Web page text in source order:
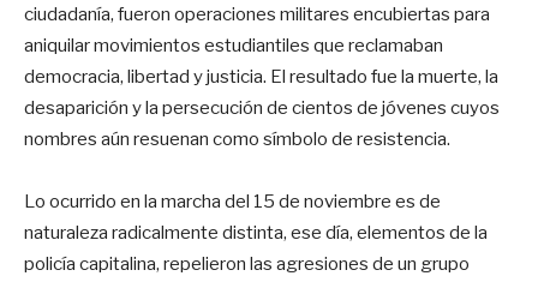
ciudadanía, fueron operaciones militares encubiertas para
aniquilar movimientos estudiantiles que reclamaban
democracia, libertad y justicia. El resultado fue la muerte, la
desaparición y la persecución de cientos de jóvenes cuyos
nombres aún resuenan como símbolo de resistencia.
Lo ocurrido en la marcha del 15 de noviembre es de
naturaleza radicalmente distinta, ese día, elementos de la
policía capitalina, repelieron las agresiones de un grupo